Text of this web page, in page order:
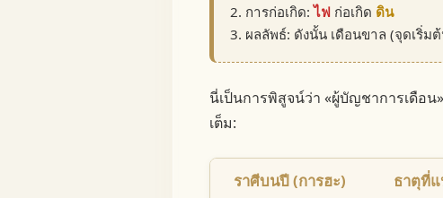
2. การก่อเกิด:ไฟ ก่อเกิด ดิน
3. ผลลัพธ์: ดังนั้น เดือนขาล (จุดเริ่ม
นี่เป็นการพิสูจน์ว่า «ผู้บัญชาการเดือ
เต็ม:
ราศีบนปี (การฮะ) ธาตุที่